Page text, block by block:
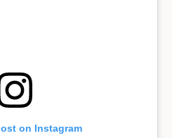
on Instagram